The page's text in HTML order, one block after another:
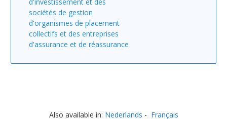
sociétés de gestion
d'organismes de placement
collectifs et des entreprises
d'assurance et de réassurance
Also available in: Nederlands Français